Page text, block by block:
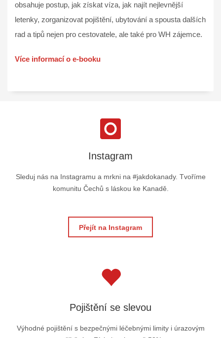
obsahuje postup, jak získat víza, jak najít nejlevnější
letenky, zorganizovat pojištění, ubytování a spousta dalších
rad a tipů nejen pro cestovatele, ale také pro WH zájemce.
Více informací o e-booku
Instagram
Sleduj nás na Instagramu a mrkni na #jakdokanady. Tvoříme
komunitu Čechů s láskou ke Kanadě.
Přejít na Instagram
Pojištění se slevou
Výhodné pojištění s bezpečnými léčebnými limity i úrazovým